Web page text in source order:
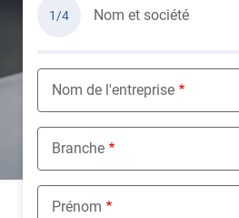
1/4 Nom et société
Nom de l'entreprise
Branche
Nothing selected
Prénom